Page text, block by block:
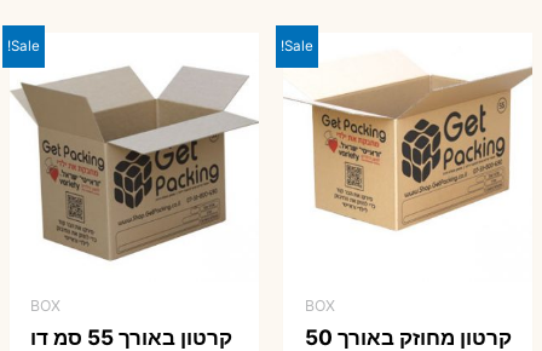
Sale!
BOX
קרטון מחוזק באורך 50
Sale!
BOX
קרטון באורך 55 סמ דו